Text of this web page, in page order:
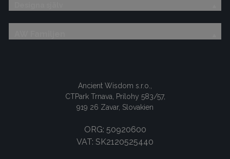
Ancient Wisdom s.r.o.,
CTPark Trnava, Prílohy 583/57,
919 26 Zavar, Slovakien
ORG: 50920600
VAT: SK2120525440